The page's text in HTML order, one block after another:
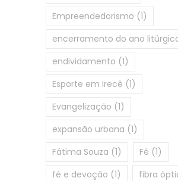
Empreendedorismo (1)
encerramento do ano
endividamento (1)
Esporte em Irecê (1)
Evangelização (1)
expansão urbana (1)
Fátima Souza (1) Fé (1)
fé e devoção (1) fibra